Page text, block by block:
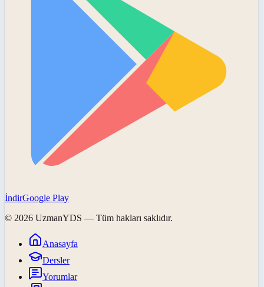
İndirGoogle Play
© 2026 UzmanYDS — Tüm hakları saklıdır.
Anasayfa
Dersler
Yorumlar